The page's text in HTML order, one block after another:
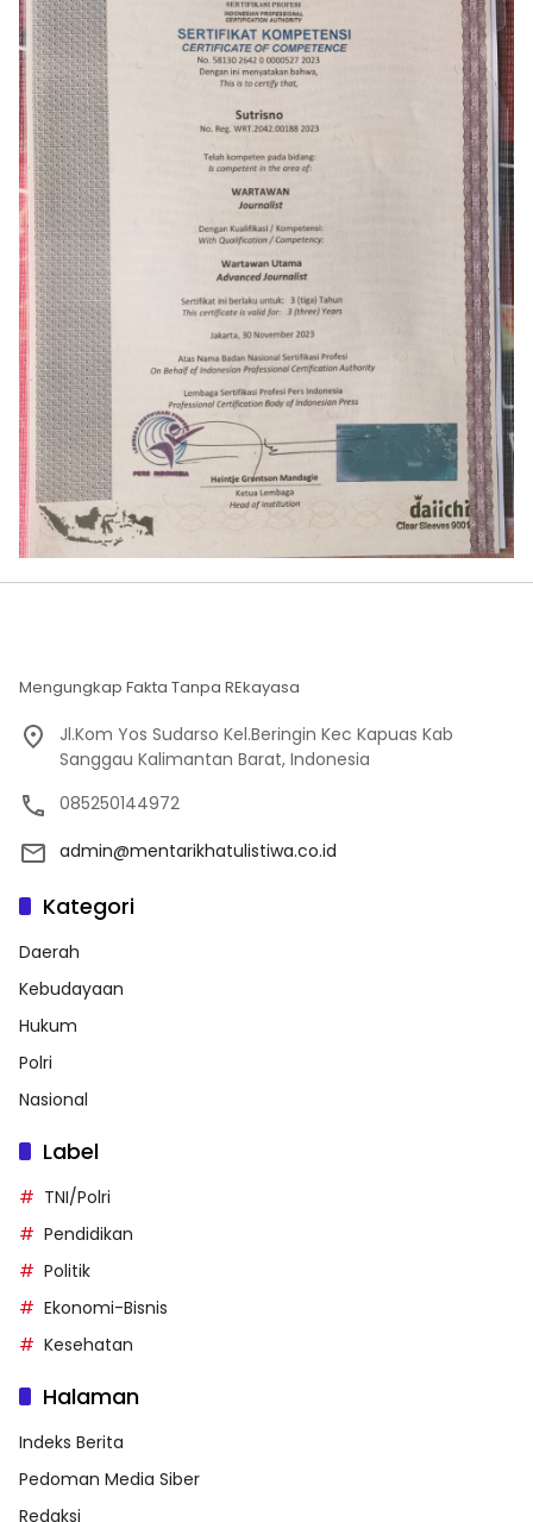
Mengungkap Fakta Tanpa REkayasa
Jl.Kom Yos Sudarso Kel.Beringin Kec Kapuas Kab
Sanggau Kalimantan Barat, Indonesia
085250144972
admin@mentarikhatulistiwa.co.id
Kategori
Daerah
Kebudayaan
Hukum
Polri
Nasional
Label
TNI/Polri
Pendidikan
Politik
Ekonomi-Bisnis
Kesehatan
Halaman
Indeks Berita
Pedoman Media Siber
Redaksi